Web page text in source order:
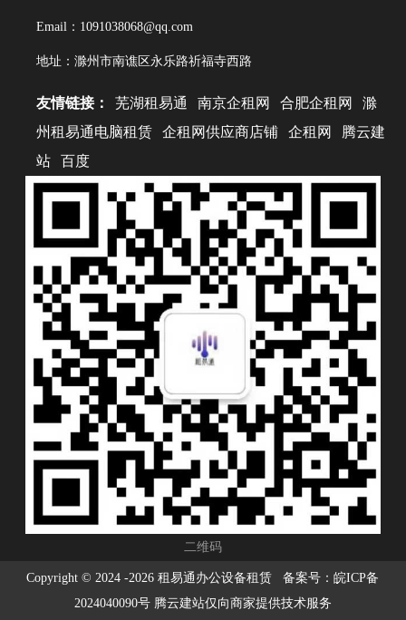
Email：1091038068@qq.com
地址：滁州市南谯区永乐路祈福寺西路
友情链接： 芜湖租易通 南京企租网 合肥企租网
滁
州租易通电脑租赁
企租网供应商店铺 企租网
腾云建
站
百度
二维码
Copyright © 2024 -2026 租易通办公设备租赁 备案号：皖ICP备
2024040090号 腾云建站仅向商家提供技术服务